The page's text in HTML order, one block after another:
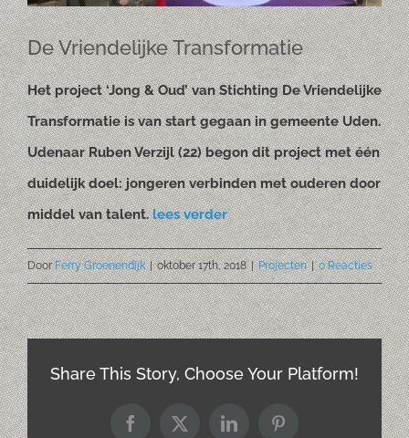
De Vriendelijke Transformatie
Het project ‘Jong & Oud’ van Stichting De Vriendelijke
Transformatie is van start gegaan in gemeente Uden.
Udenaar Ruben Verzijl (22) begon dit project met één
duidelijk doel: jongeren verbinden met ouderen door
middel van talent.lees verder
DoorFerry Groenendijk | oktober 17th, 2018 | Projecten | 0 Reacties
Share This Story, Choose Your Platform!
Facebook
X LinkedInPinterest